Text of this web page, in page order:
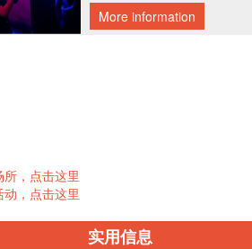
所，点击这里
动，点击这里
实用信息